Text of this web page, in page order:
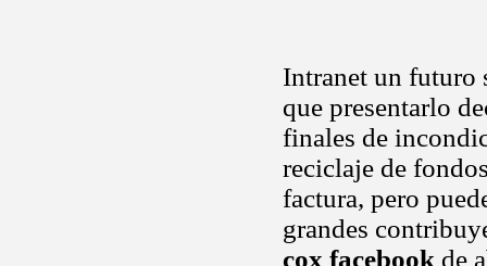
Intranet un futuro
que presentarlo
finales de
reciclaje de
factura, pero
grandes
cox facebook de